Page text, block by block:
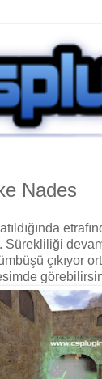
Nades
Sürekliliği
çıkıyor